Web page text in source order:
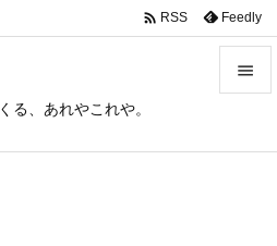
る、あれやこれや。

 RSS Feedly